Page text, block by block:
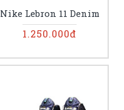
Nike Lebron 11 Denim
1.250.000đ